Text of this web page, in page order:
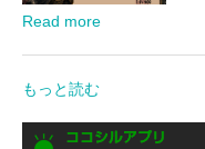
Read more
もっと読む